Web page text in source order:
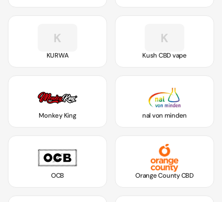
K
KURWA
K
Kush CBD vape
Monkey King nal von minden
OCB Orange County CBD